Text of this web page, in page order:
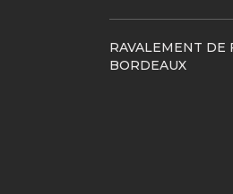
RAVALEMENT DE
BORDEAUX